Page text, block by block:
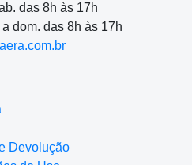
das 8h às 17h
dom. das 8h às 17h
Devolução